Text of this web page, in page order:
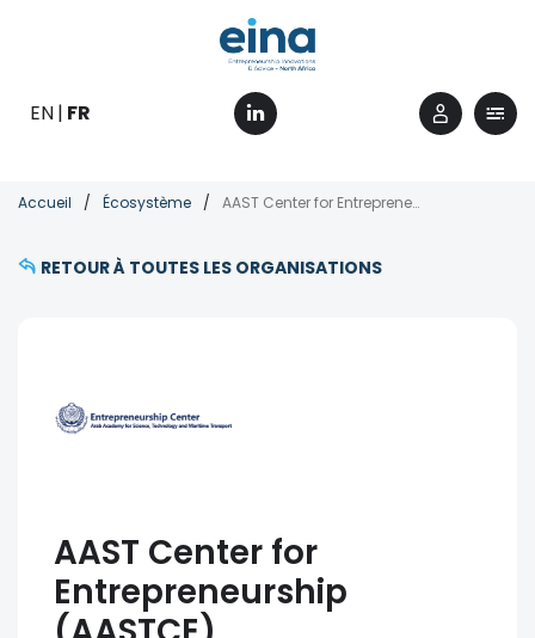
principal
EN FR
Fil
d'Ariane
Accueil Écosystème AAST Center for Entrepreneurship (AASTCE)
RETOUR À TOUTES LES ORGANISATIONS
AAST Center for
Entrepreneurship